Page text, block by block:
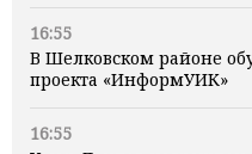
16:55
В Шелковском районе
проекта «ИнформУИК»
16:55